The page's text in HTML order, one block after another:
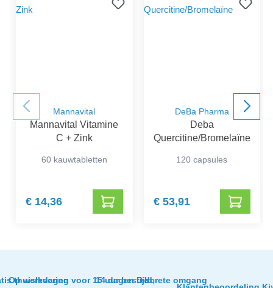
Mannavital
Mannavital Vitamine
C + Zink
60 kauwtabletten
€ 14,36
DeBa Pharma
Deba
Quercitine/Bromelaïne
120 capsules
€ 53,91
thuislevering
Op werkdagen voor 15 uur besteld,
14 dagen tijdDiscrete omgang